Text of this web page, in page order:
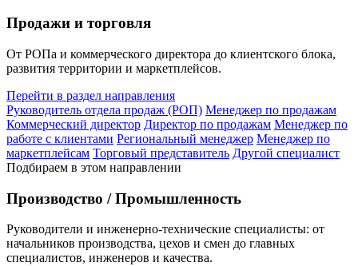
Продажи и торговля
От РОПа и коммерческого директора до клиентского блока,
развития территории и маркетплейсов.
Перейти в раздел направления
Руководитель отдела продаж (РОП) Менеджер по продажам
Коммерческий директор Директор по продажам Менеджер по
работе с клиентами Региональный менеджер Менеджер по
маркетплейсам Торговый представитель Другой специалист
Подбираем в этом направлении
Производство / Промышленность
Руководители и инженерно-технические специалисты: от
начальников производства, цехов и смен до главных
специалистов, инженеров и качества.